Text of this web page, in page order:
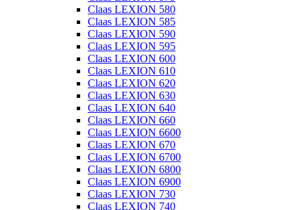
Claas LEXION 580
Claas LEXION 585
Claas LEXION 590
Claas LEXION 595
Claas LEXION 600
Claas LEXION 610
Claas LEXION 620
Claas LEXION 630
Claas LEXION 640
Claas LEXION 660
Claas LEXION 6600
Claas LEXION 670
Claas LEXION 6700
Claas LEXION 6800
Claas LEXION 6900
Claas LEXION 730
Claas LEXION 740